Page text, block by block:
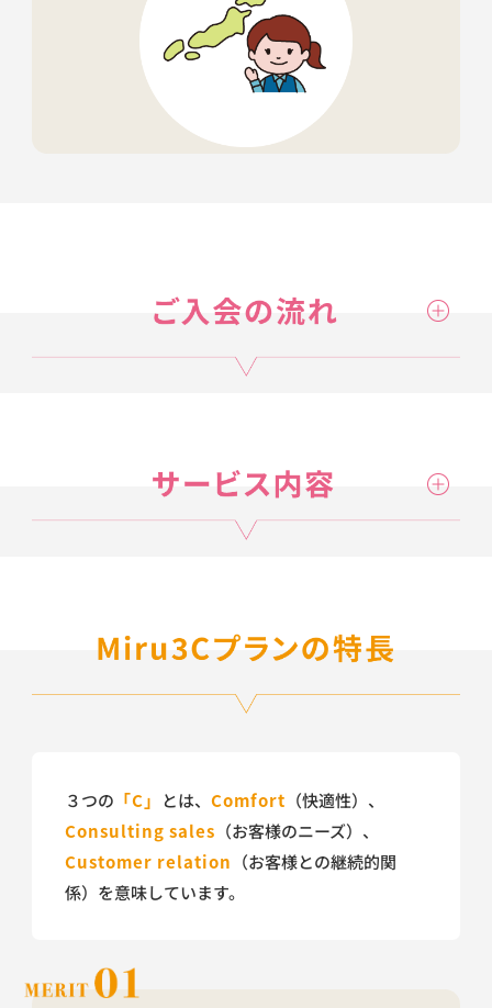
３つの 「C」 とは、Comfort （快適性）、
Consulting sales （お客様のニーズ）、
Customer relation （お客様との継続的関
係）を意味しています。